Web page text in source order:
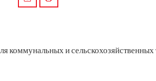
коммунальных и сельскохозяйственных